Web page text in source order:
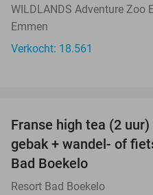
WILDLANDS Adventure Zoo
Emmen
Verkocht: 18.561
Franse high tea (2
gebak + wandel- of
Bad Boekelo
Resort Bad Boekelo